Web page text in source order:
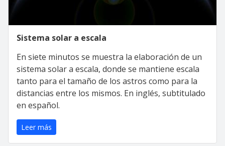
Sistema solar a escala
En siete minutos se muestra la elaboración de un
sistema solar a escala, donde se mantiene escala
tanto para el tamaño de los astros como para la
distancias entre los mismos. En inglés, subtitulado
en español.
Leer más